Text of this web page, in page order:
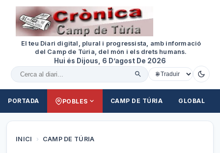
El teu Diari digital, plural i progressista, amb informació
del Camp de Túria, del món i els drets humans.
Hui és Dijous, 6 D’agost De 2026
Cercar al diari
PORTADA POBLES CAMP DE TÚRIA GLOBAL
INICI › CAMP DE TÚRIA